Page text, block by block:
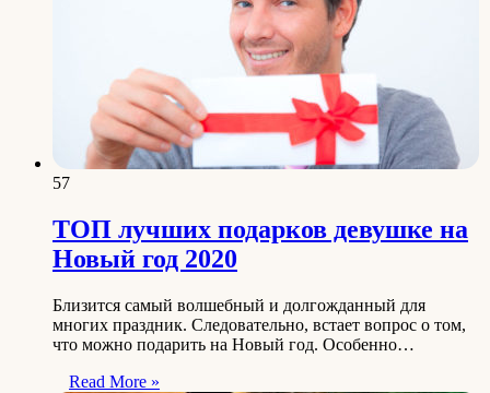
57
ТОП лучших подарков девушке на
Новый год 2020
Близится самый волшебный и долгожданный для
многих праздник. Следовательно, встает вопрос о том,
что можно подарить на Новый год. Особенно…
Read More »